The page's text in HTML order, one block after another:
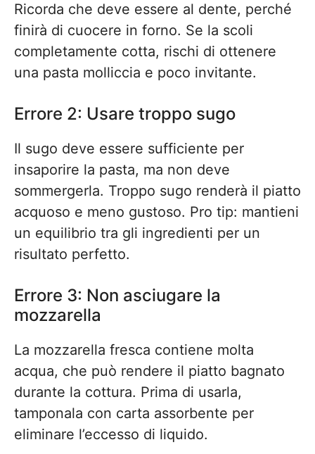
Ricorda che deve essere al dente, perché
finirà di cuocere in forno. Se la scoli
completamente cotta, rischi di ottenere
una pasta molliccia e poco invitante.
Errore 2: Usare troppo sugo
Il sugo deve essere sufficiente per
insaporire la pasta, ma non deve
sommergerla. Troppo sugo renderà il piatto
acquoso e meno gustoso. Pro tip: mantieni
un equilibrio tra gli ingredienti per un
risultato perfetto.
Errore 3: Non asciugare la
mozzarella
La mozzarella fresca contiene molta
acqua, che può rendere il piatto bagnato
durante la cottura. Prima di usarla,
tamponala con carta assorbente per
eliminare l’eccesso di liquido.